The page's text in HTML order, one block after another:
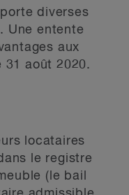
diverses
Une entente
aux
31 août 2020.
locataires
le registre
(le bail